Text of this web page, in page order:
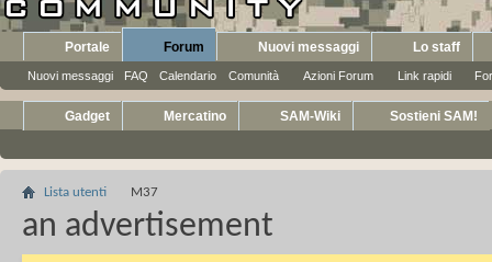
Portale Forum
Nuovi messaggi FAQ Calendario Comunità Azioni Forum Link rapidi
Nuovi messaggi Lo staff
Gadget Mercatino SAM-Wiki Sostieni SAM!
Lista utenti M37
an advertisement